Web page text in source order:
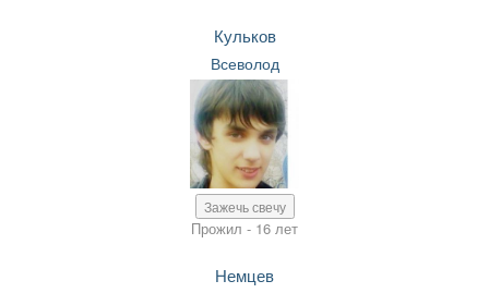
Кульков
Всеволод
Зажечь свечу
Прожил - 16 лет
Немцев